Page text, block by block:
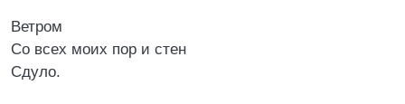
Ветром
Со всех моих пор и стен
Сдуло.